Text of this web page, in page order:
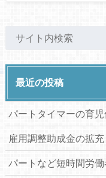
最近の投稿
パートタイマーの育
雇用調整助成金の拡充
パートなど短時間労